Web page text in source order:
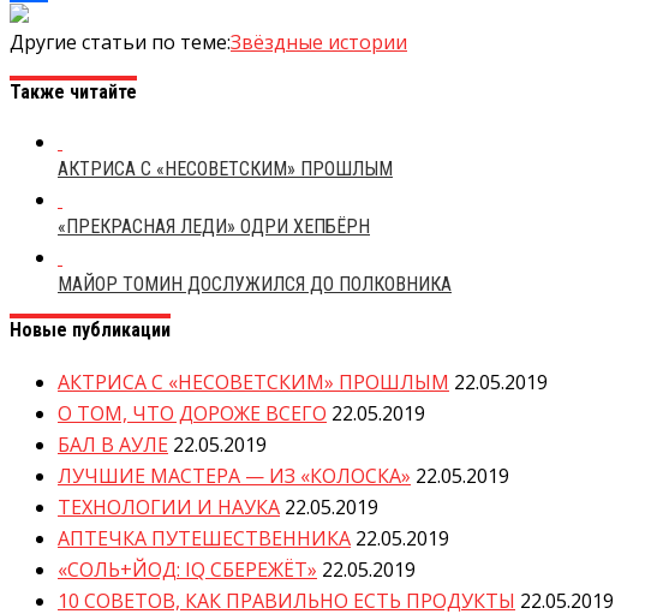
Отправить
Другие статьи по теме:Звёздные истории
Также читайте
АКТРИСА С «НЕСОВЕТСКИМ» ПРОШЛЫМ
«ПРЕКРАСНАЯ ЛЕДИ» ОДРИ ХЕПБЁРН
МАЙОР ТОМИН ДОСЛУЖИЛСЯ ДО ПОЛКОВНИКА
Новые публикации
АКТРИСА С «НЕСОВЕТСКИМ» ПРОШЛЫМ 22.05.2019
О ТОМ, ЧТО ДОРОЖЕ ВСЕГО 22.05.2019
БАЛ В АУЛЕ 22.05.2019
ЛУЧШИЕ МАСТЕРА — ИЗ «КОЛОСКА» 22.05.2019
ТЕХНОЛОГИИ И НАУКА 22.05.2019
АПТЕЧКА ПУТЕШЕСТВЕННИКА 22.05.2019
«СОЛЬ+ЙОД: IQ СБЕРЕЖЁТ» 22.05.2019
10 СОВЕТОВ, КАК ПРАВИЛЬНО ЕСТЬ ПРОДУКТЫ 22.05.2019